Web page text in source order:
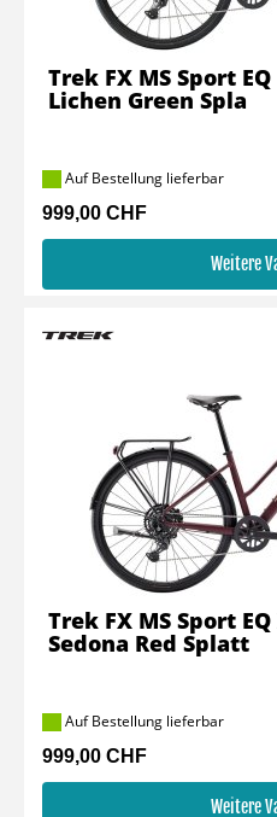
Auf Bestellung lieferbar
999,00 CHF
Weitere
Trek FX MS Sport
Lichen Green Spla
Auf Bestellung lieferbar
999,00 CHF
Weitere
Trek FX MS Sport
Sedona Red Splatt